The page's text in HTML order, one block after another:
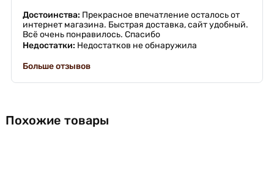
Достоинства: Прекрасное впечатление осталось от
интернет магазина. Быстрая доставка, сайт удобный.
Всё очень понравилось. Спасибо
Недостатки: Недостатков не обнаружила
Больше отзывов
Похожие товары